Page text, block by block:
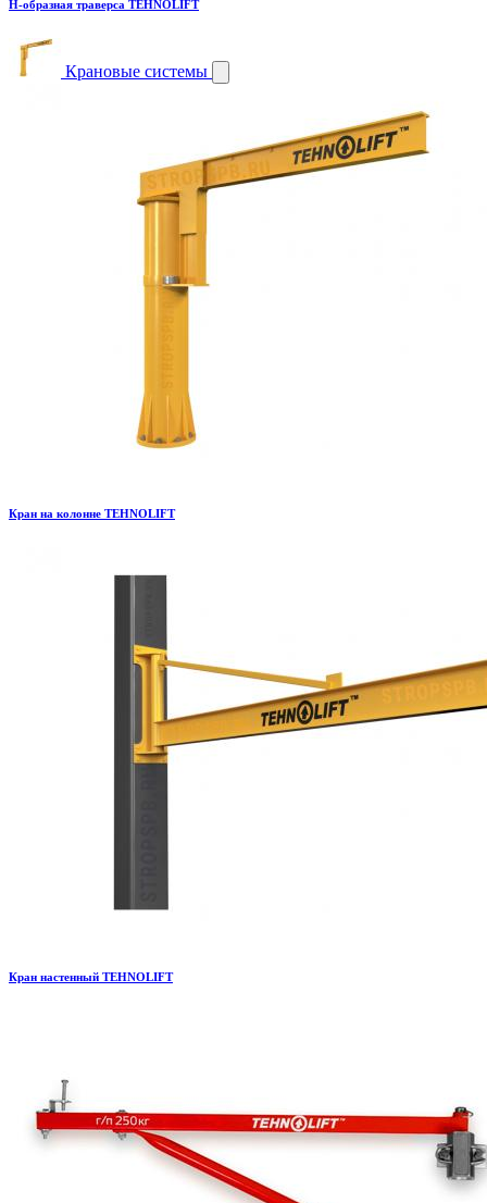
H-образная траверса TEHNOLIFT
Крановые системы
Кран на колонне TEHNOLIFT
Кран настенный TEHNOLIFT